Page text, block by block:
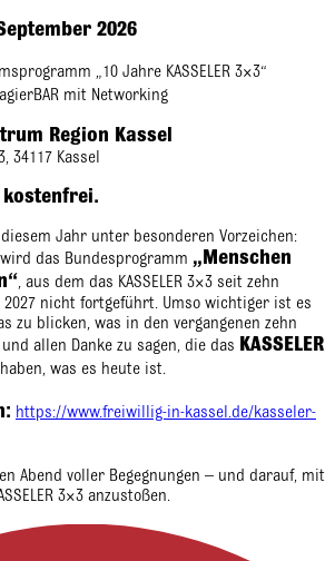
2026
„10 Jahre KASSELER 3×3“
mit Networking
Region Kassel
34117 Kassel
kostenfrei.
Jahr unter besonderen Vorzeichen:
das Bundesprogramm „Menschen
, aus dem das KASSELER 3×3 seit zehn
nicht fortgeführt. Umso wichtiger ist es
zu blicken, was in den vergangenen zehn
allen Danke zu sagen, die das KASSELER
was es heute ist.
https://www.freiwillig-in-kassel.de/kasseler-
Abend voller Begegnungen – und darauf, mit
3×3 anzustoßen.